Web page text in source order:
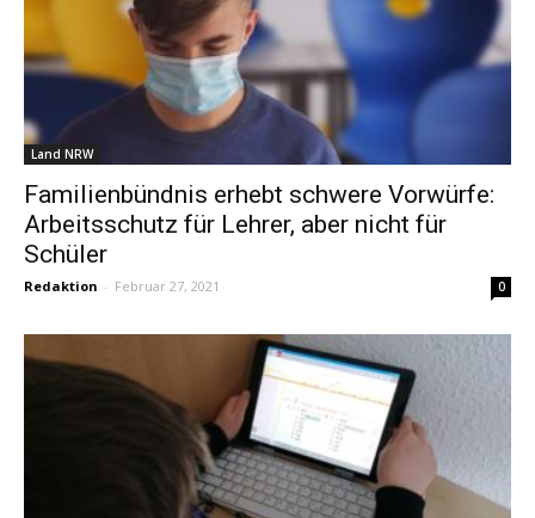
Land NRW
Familienbündnis erhebt schwere Vorwürfe:
Arbeitsschutz für Lehrer, aber nicht für
Schüler
Redaktion - Februar 27, 2021 0